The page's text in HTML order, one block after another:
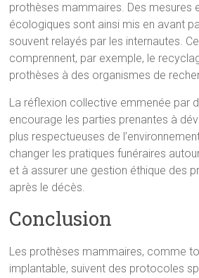
prothèses mammaires. Des mesures
écologiques sont ainsi mis en avant
souvent relayés par les internautes.
comprennent, par exemple, le
prothèses à des organismes de
La réflexion collective emmenée par
encourage les parties prenantes à
plus respectueuses de
changer les pratiques funéraires
et à assurer une gestion éthique des
après le décès.
Conclusion
Les prothèses mammaires, comme
implantable, suivent des protocoles